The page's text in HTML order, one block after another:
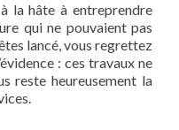
la hâte à entreprendre
qui ne pouvaient pas
lancé, vous regrettez
: ces travaux ne
reste heureusement la